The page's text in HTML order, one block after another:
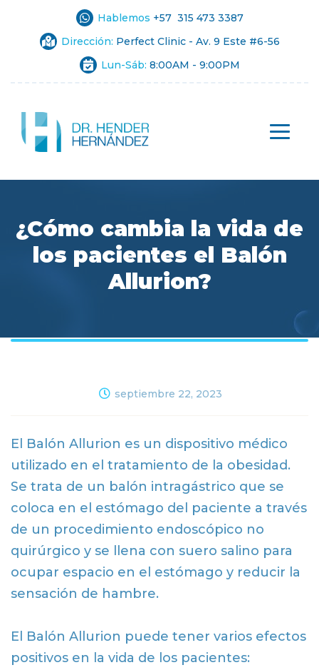
Hablemos +57 315 473 3387
Dirección: Perfect Clinic - Av. 9 Este #6-56
Lun-Sáb: 8:00AM - 9:00PM
¿Cómo cambia la vida de
los pacientes el Balón
Allurion?
septiembre 22, 2023
El Balón Allurion es un dispositivo médico
utilizado en el tratamiento de la obesidad.
Se trata de un balón intragástrico que se
coloca en el estómago del paciente a través
de un procedimiento endoscópico no
quirúrgico y se llena con suero salino para
ocupar espacio en el estómago y reducir la
sensación de hambre.
El Balón Allurion puede tener varios efectos
positivos en la vida de los pacientes: